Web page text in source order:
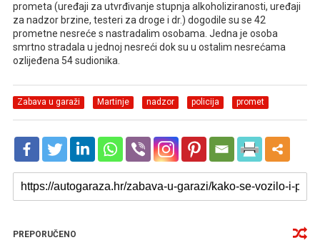
prometa (uređaji za utvrđivanje stupnja alkoholiziranosti, uređaji
za nadzor brzine, testeri za droge i dr.) dogodile su se 42
prometne nesreće s nastradalim osobama. Jedna je osoba
smrtno stradala u jednoj nesreći dok su u ostalim nesrećama
ozlijeđena 54 sudionika.
Zabava u garaži Martinje nadzor policija promet
PREPORUČENO